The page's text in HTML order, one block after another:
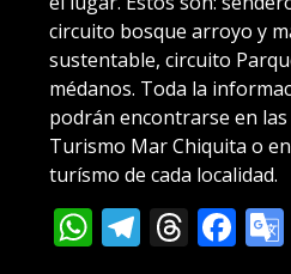
circuito bosque arroyo y
sustentable, circuito
médanos. Toda la
podrán encontrarse en las
Turismo Mar Chiquita o
turísmo de cada localidad.
WhatsApp